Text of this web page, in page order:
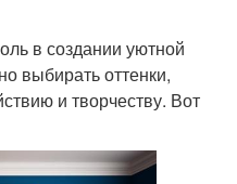
в создании уютной
выбирать оттенки,
и творчеству. Вот